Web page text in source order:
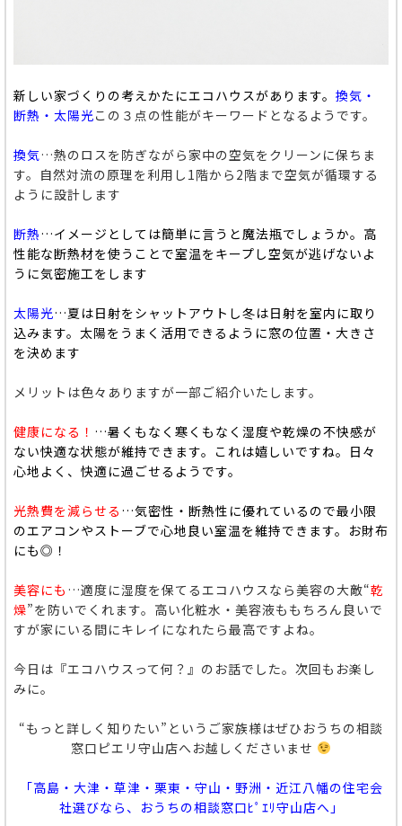
新しい家づくりの考えかたにエコハウスがあります。 換気・
断熱・太陽光この３点の性能がキーワードとなるようです。
換気…熱のロスを防ぎながら家中の空気をクリーンに保ちま
す。自然対流の原理を利用し1階から2階まで空気が循環する
ように設計します
断熱…イメージとしては簡単に言うと魔法瓶でしょうか。高
性能な断熱材を使うことで室温をキープし空気が逃げないよ
うに気密施工をします
太陽光…夏は日射をシャットアウトし冬は日射を室内に取り
込みます。太陽をうまく活用できるように窓の位置・大きさ
を決めます
メリットは色々ありますが一部ご紹介いたします。
健康になる！ …暑くもなく寒くもなく湿度や乾燥の不快感が
ない快適な状態が維持できます。これは嬉しいですね。日々
心地よく、快適に過ごせるようです。
光熱費を減らせる …気密性・断熱性に優れているので最小限
のエアコンやストーブで心地良い室温を維持できます。お財布
にも◎！
美容にも …適度に湿度を保てるエコハウスなら美容の大敵“乾
燥”を防いでくれます。高い化粧水・美容液ももちろん良いで
すが家にいる間にキレイになれたら最高ですよね。
今日は『エコハウスって何？』のお話でした。次回もお楽し
みに。
“もっと詳しく知りたい”というご家族様はぜひおうちの相談
窓口ピエリ守山店へお越しくださいませ
「高島・大津・草津・栗東・守山・野洲・近江八幡の住宅会
社選びなら、おうちの相談窓口ﾋﾟｴﾘ守山店へ」